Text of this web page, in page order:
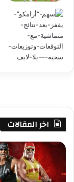
اخر المقالات